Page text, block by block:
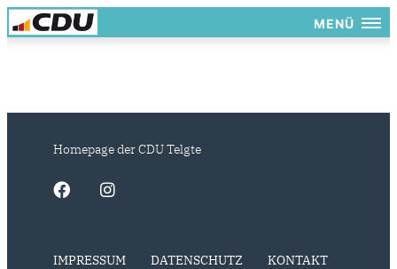
MENÜ
Homepage der CDU Telgte
IMPRESSUM DATENSCHUTZ KONTAKT